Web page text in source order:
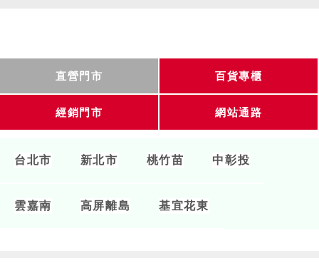
直營門市 百貨專櫃
經銷門市 網站通路
台北市 新北市 桃竹苗 中彰投
雲嘉南 高屏離島 基宜花東